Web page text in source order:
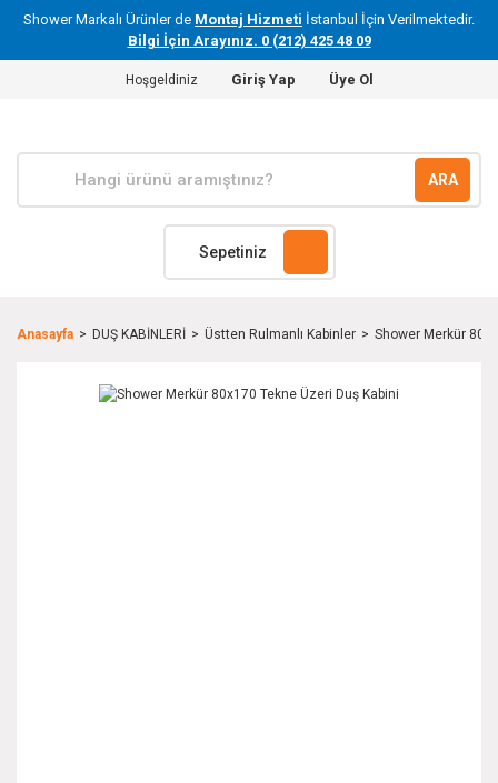
Shower Markalı Ürünler de Montaj Hizmeti İstanbul İçin Verilmektedir.
Bilgi İçin Arayınız. 0 (212) 425 48 09
Hoşgeldiniz Giriş Yap Üye Ol
ARA
Sepetiniz
Anasayfa DUŞ KABİNLERİ Üstten Rulmanlı Kabinler Shower Merkür